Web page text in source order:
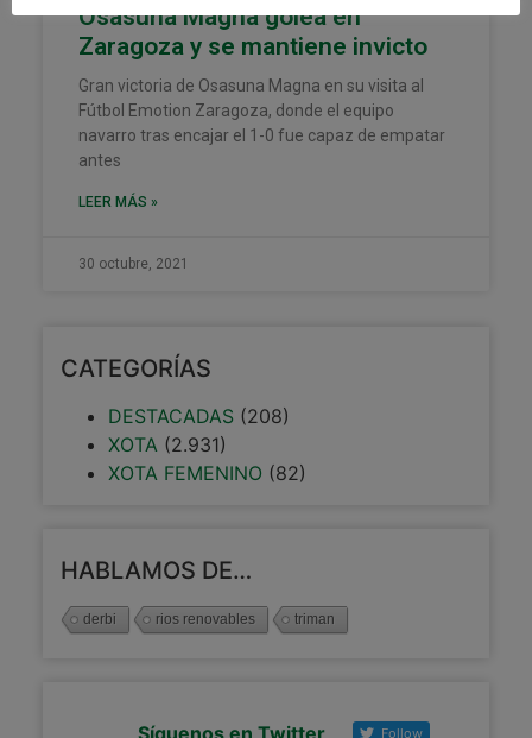
Osasuna Magna golea en
Zaragoza y se mantiene invicto
Gran victoria de Osasuna Magna en su visita al
Fútbol Emotion Zaragoza, donde el equipo
navarro tras encajar el 1-0 fue capaz de empatar
antes
LEER MÁS »
30 octubre, 2021
CATEGORÍAS
DESTACADAS (208)
XOTA(2.931)
XOTA FEMENINO (82)
HABLAMOS DE…
derbi rios renovables triman
Follow